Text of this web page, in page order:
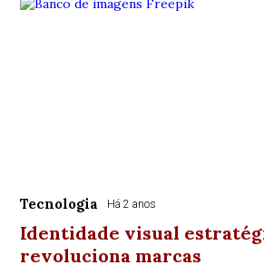
Tecnologia Há 2 anos
Identidade visual
revoluciona marcas